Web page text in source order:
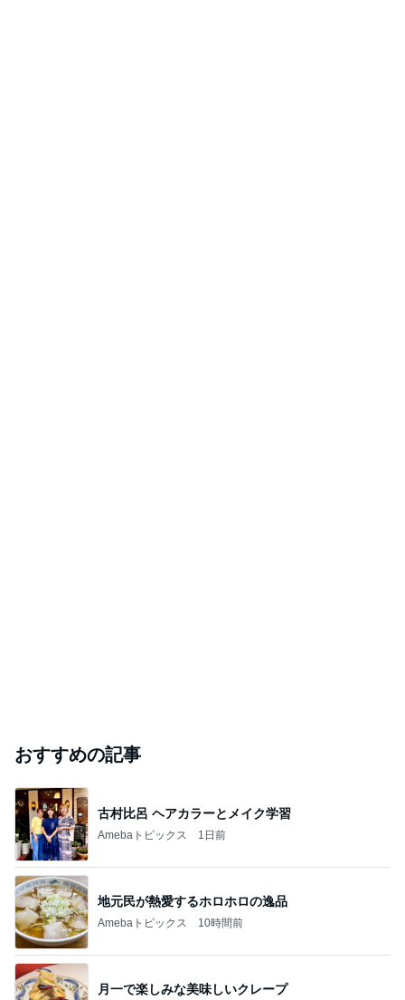
おすすめの記事
古村比呂 ヘアカラーとメイク学習
Amebaトピックス 1日前
地元民が熱愛するホロホロの逸品
Amebaトピックス 10時間前
月一で楽しみな美味しいクレープ